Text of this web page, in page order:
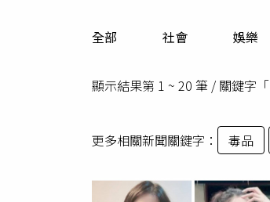
全部 社會 娛樂
顯示結果第 1 ~ 20 筆 / 關鍵字「
更多相關新聞關鍵字： 毒品